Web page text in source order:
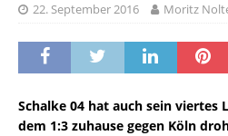
22. September 2016 Moritz
Schalke 04 hat auch sein viertes
dem 1:3 zuhause gegen Köln